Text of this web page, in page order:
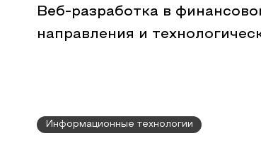
Веб-разработка в
направления и
Информационные технологии